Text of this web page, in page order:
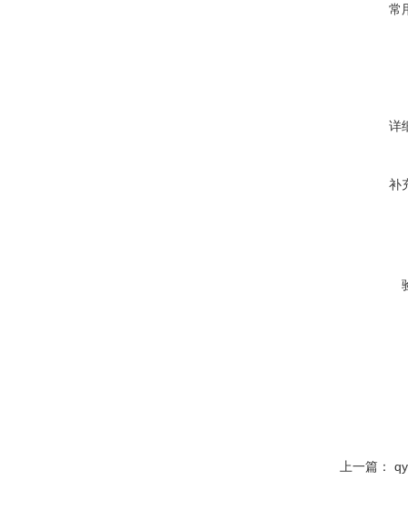
常
详
补
上一篇：